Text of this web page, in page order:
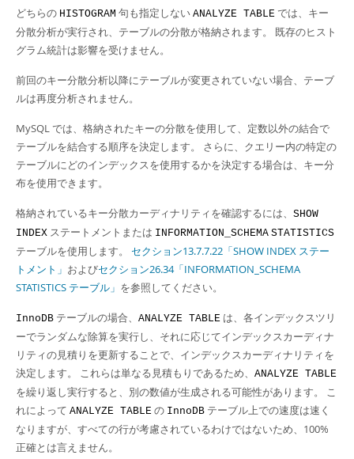
どちらの HISTOGRAM 句も指定しない ANALYZE TABLE では、キー
分散分析が実行され、テーブルの分散が格納されます。 既存のヒスト
グラム統計は影響を受けません。
前回のキー分散分析以降にテーブルが変更されていない場合、テーブ
ルは再度分析されません。
MySQL では、格納されたキーの分散を使用して、定数以外の結合で
テーブルを結合する順序を決定します。 さらに、クエリー内の特定の
テーブルにどのインデックスを使用するかを決定する場合は、キー分
布を使用できます。
格納されているキー分散カーディナリティを確認するには、 SHOW
INDEX ステートメントまたは INFORMATION_SCHEMA STATISTICS
テーブルを使用します。 セクション13.7.7.22「SHOW INDEX ステー
トメント」 およびセクション26.34「INFORMATION_SCHEMA
STATISTICS テーブル」 を参照してください。
InnoDB テーブルの場合、 ANALYZE TABLE は、各インデックスツリ
ーでランダムな除算を実行し、それに応じてインデックスカーディナ
リティの見積りを更新することで、インデックスカーディナリティを
決定します。 これらは単なる見積もりであるため、 ANALYZE TABLE
を繰り返し実行すると、別の数値が生成される可能性があります。 こ
れによって ANALYZE TABLE の InnoDB テーブル上での速度は速く
なりますが、すべての行が考慮されているわけではないため、100%
正確とは言えません。